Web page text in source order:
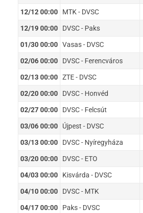
12/12 00:00 MTK - DVSC
12/19 00:00 DVSC - Paks
01/30 00:00 Vasas - DVSC
02/06 00:00 DVSC - Ferencváros
02/13 00:00 ZTE - DVSC
02/20 00:00 DVSC - Honvéd
02/27 00:00 DVSC - Felcsút
03/06 00:00 Újpest - DVSC
03/13 00:00 DVSC - Nyíregyháza
03/20 00:00 DVSC - ETO
04/03 00:00 Kisvárda - DVSC
04/10 00:00 DVSC - MTK
04/17 00:00 Paks - DVSC